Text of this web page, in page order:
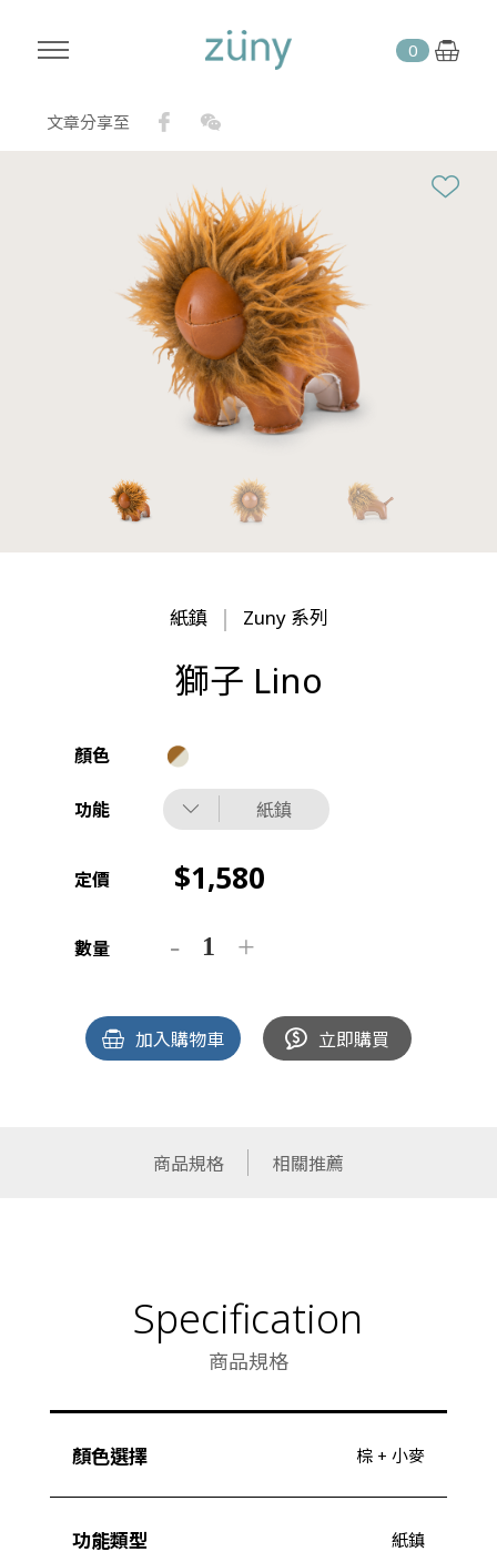
0
文章分享至 Facebook
紙鎮 Zuny 系列
獅子 Lino
顏色
功能 紙鎮
定價 1,580
數量
加入購物車 立即購買
商品規格 相關推薦
Specification
商品規格
顏色選擇 棕 + 小麥
功能類型 紙鎮